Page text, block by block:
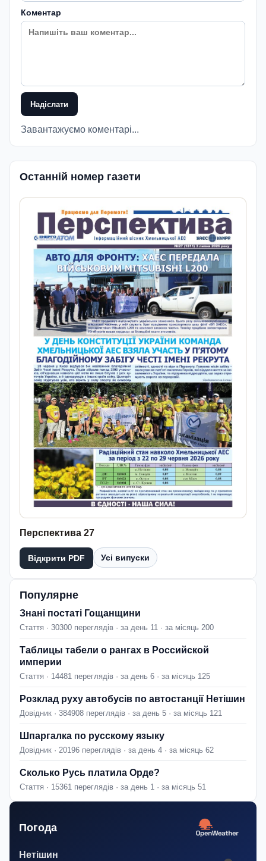
Коментар
Надіслати
Завантажуємо коментарі...
Останній номер газети
Перспектива 27
Відкрити PDF Усі випуски
Популярне
Знані постаті Гощанщини
Стаття · 30300 переглядів · за день 11 · за місяць 200
Таблицы табели о рангах в Российской
империи
Стаття · 14481 переглядів · за день 6 · за місяць 125
Розклад руху автобусів по автостанції Нетішин
Довідник · 384908 переглядів · за день 5 · за місяць 121
Шпаргалка по русскому языку
Довідник · 20196 переглядів · за день 4 · за місяць 62
Сколько Русь платила Орде?
Стаття · 15361 переглядів · за день 1 · за місяць 51
Погода
Нетішин